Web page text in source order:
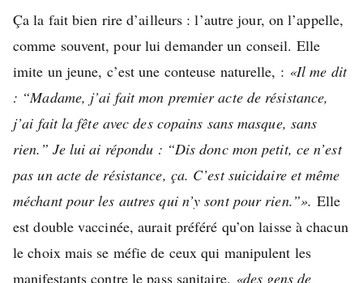
Ça la fait bien rire d’ailleurs : l’autre jour, on l’appelle,
comme souvent, pour lui demander un conseil. Elle
imite un jeune, c’est une conteuse naturelle, : «Il me dit
: “Madame, j’ai fait mon premier acte de résistance,
j’ai fait la fête avec des copains sans masque, sans
rien.” Je lui ai répondu : “Dis donc mon petit, ce n’est
pas un acte de résistance, ça. C’est suicidaire et même
méchant pour les autres qui n’y sont pour rien.”».Elle
est double vaccinée, aurait préféré qu’on laisse à chacun
le choix mais se méfie de ceux qui manipulent les
manifestants contre le pass sanitaire, «des gens de